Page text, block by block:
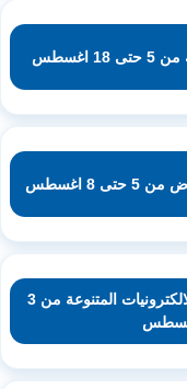
اغسطس
8 اغسطس
عروض الميرة ماركت على الالكترونيات المتنوعة من 3